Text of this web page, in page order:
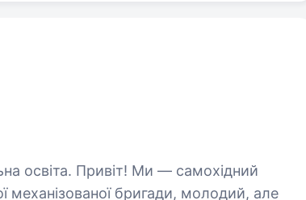
— самохідний
механізованої бригади, молодий, але